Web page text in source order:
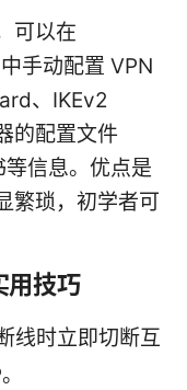
可以在
手动配置 VPN
、IKEv2
的配置文件
等信息。优点是
繁琐，初学者可
用技巧
线时立即切断互